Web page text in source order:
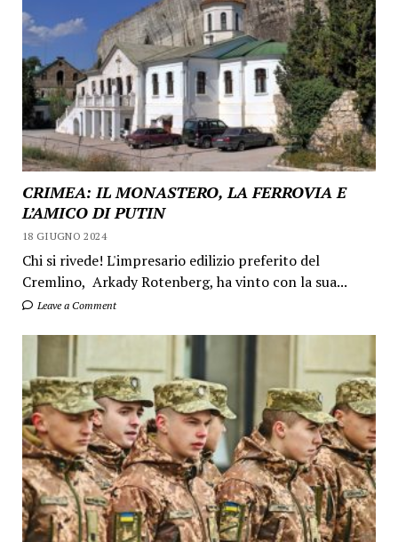
CRIMEA: IL MONASTERO, LA FERROVIA E
L’AMICO DI PUTIN
18 GIUGNO 2024
Chi si rivede! L'impresario edilizio preferito del
Cremlino, Arkady Rotenberg, ha vinto con la sua...
Leave a Comment